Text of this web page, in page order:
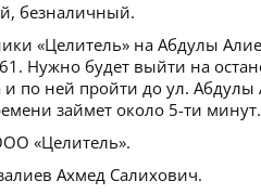
безналичный.
«Целитель» на Абдулы
Нужно будет выйти на
и по ней пройти до ул.
займет около 5-ти минут.
«Целитель».
Ахмед Салихович.